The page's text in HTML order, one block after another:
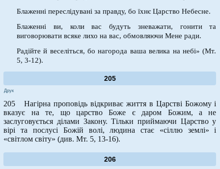
Блаженні переслідувані за правду, бо їхнє Царство Небесне.
Блаженні ви, коли вас будуть зневажати, гонити та
виговорювати всяке лихо на вас, обмовляючи Мене ради.
Радійте й веселіться, бо нагорода ваша велика на небі» (Мт.
5, 3-12).
205
Друк
205 Нагірна проповідь відкриває життя в Царстві Божому і
вказує на те, що царство Боже є даром Божим, а не
заслуговується ділами Закону. Тільки приймаючи Царство у
вірі та послусі Божій волі, людина стає «сіллю землі» і
«світлом світу» (див. Мт. 5, 13-16).
206